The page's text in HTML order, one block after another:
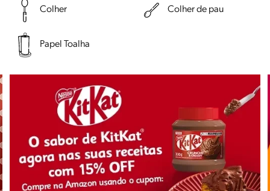
Colher Colher de pau
Papel Toalha